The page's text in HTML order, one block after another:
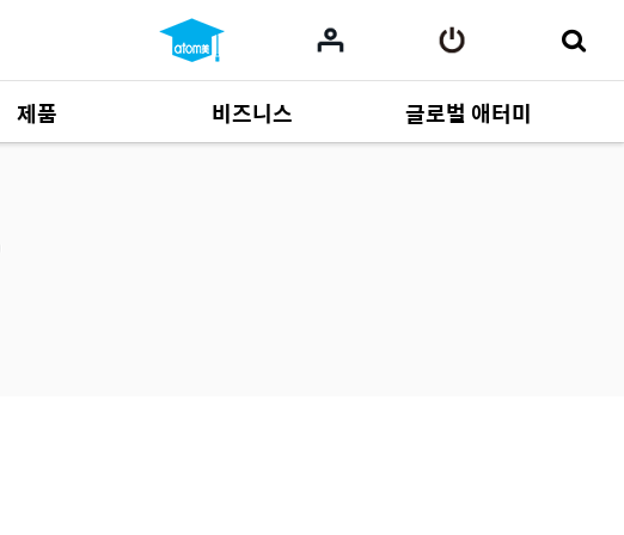
제품
료684
비즈니스
사업 자료165
글로벌 애터미